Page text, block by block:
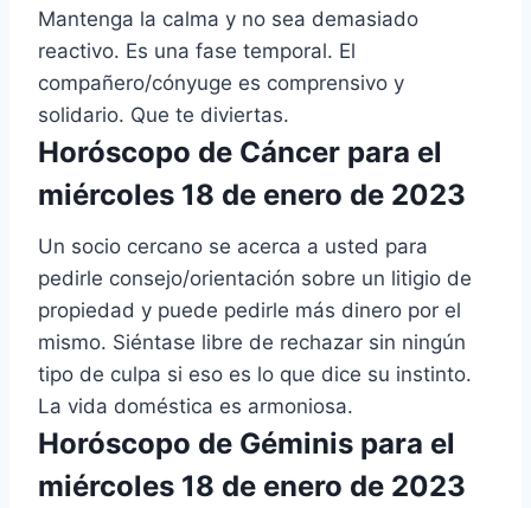
Mantenga la calma y no sea demasiado
reactivo. Es una fase temporal. El
compañero/cónyuge es comprensivo y
solidario. Que te diviertas.
Horóscopo de Cáncer para el
miércoles 18 de enero de 2023
Un socio cercano se acerca a usted para
pedirle consejo/orientación sobre un litigio de
propiedad y puede pedirle más dinero por el
mismo. Siéntase libre de rechazar sin ningún
tipo de culpa si eso es lo que dice su instinto.
La vida doméstica es armoniosa.
Horóscopo de Géminis para el
miércoles 18 de enero de 2023